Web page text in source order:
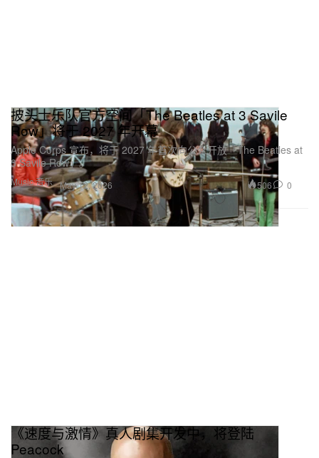
Music 音乐
披头士乐队官方空间「The Beatles at 3 Savile
Row」将于 2027 年开幕
Apple Corps 宣布，将于 2027 年首次向公众开放「The Beatles at
3 Savile Row」。
May 12, 2026 506 0
《速度与激情》真人剧集开发中，将登陆
Peacock